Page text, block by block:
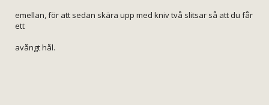
emellan, för att sedan skära upp med kniv två slitsar så att du får
ett
avångt hål.